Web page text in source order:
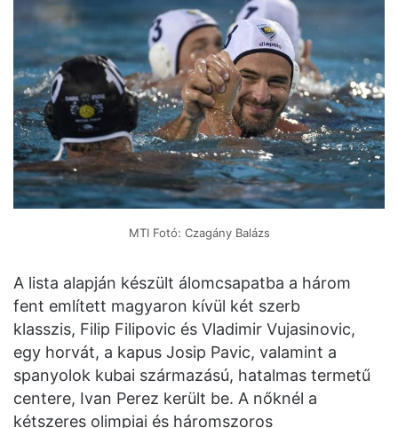
MTI Fotó: Czagány Balázs
A lista alapján készült álomcsapatba a három
fent említett magyaron kívül két szerb
klasszis, Filip Filipovic és Vladimir Vujasinovic,
egy horvát, a kapus Josip Pavic, valamint a
spanyolok kubai származású, hatalmas termetű
centere, Ivan Perez került be. A nőknél a
kétszeres olimpiai és háromszoros